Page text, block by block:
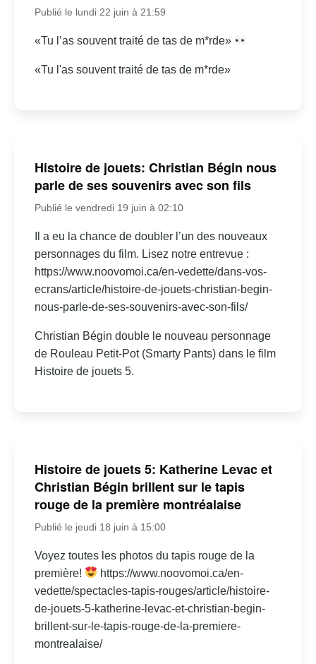
Publié le lundi 22 juin à 21:59
«Tu l’as souvent traité de tas de m*rde»
«Tu l'as souvent traité de tas de m*rde»
Histoire de jouets: Christian Bégin nous
parle de ses souvenirs avec son fils
Publié le vendredi 19 juin à 02:10
Il a eu la chance de doubler l’un des nouveaux
personnages du film. Lisez notre entrevue :
https://www.noovomoi.ca/en-vedette/dans-vos-
ecrans/article/histoire-de-jouets-christian-begin-
nous-parle-de-ses-souvenirs-avec-son-fils/
Christian Bégin double le nouveau personnage
de Rouleau Petit-Pot (Smarty Pants) dans le film
Histoire de jouets 5.
Histoire de jouets 5: Katherine Levac et
Christian Bégin brillent sur le tapis
rouge de la première montréalaise
Publié le jeudi 18 juin à 15:00
Voyez toutes les photos du tapis rouge de la
première!
https://www.noovomoi.ca/en-
vedette/spectacles-tapis-rouges/article/histoire-
de-jouets-5-katherine-levac-et-christian-begin-
brillent-sur-le-tapis-rouge-de-la-premiere-
montrealaise/